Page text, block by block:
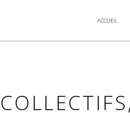
ACCUEIL